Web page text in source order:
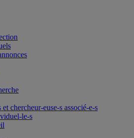
et chercheur-euse-s associé-e-s
le-s